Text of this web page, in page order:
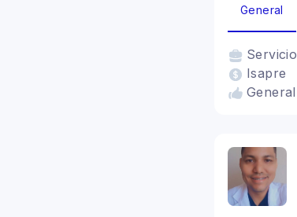
General
Servicio
Isapre
General